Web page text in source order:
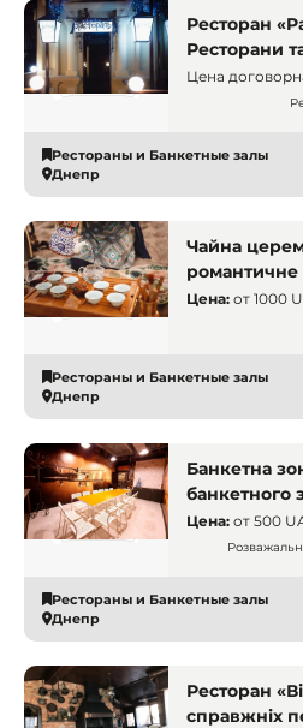
Ресторан
Ресторани
Цена
Рестораны и Банкетные залы
Днепр
Чайна
подарунок
Цена: от 1000
Рестораны и Банкетные залы
Днепр
Банкетна
банкетного
свята,
залі,
Цена: от 500
Рестораны и Банкетные залы
Днепр
Ресторан
справжніх